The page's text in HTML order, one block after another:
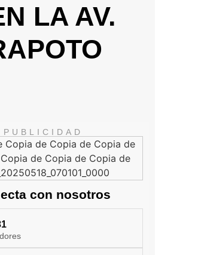
LA AV.
PUBLICIDAD
con nosotros